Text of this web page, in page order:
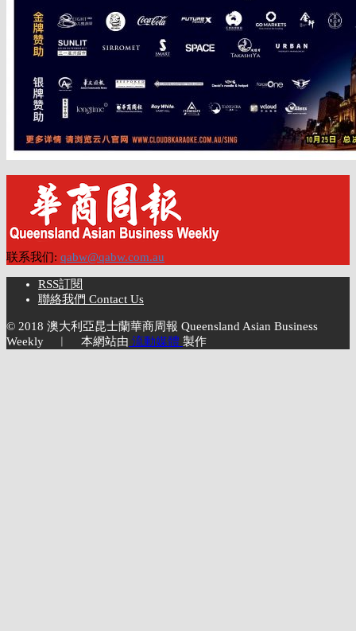
联系我们: qabw@qabw.com.au
RSS訂閱
聯絡我們 Contact Us
© 2018 澳大利亞昆士蘭華商周報 Queensland Asian Business
Weekly ︱ 本網站由 流動媒體 製作